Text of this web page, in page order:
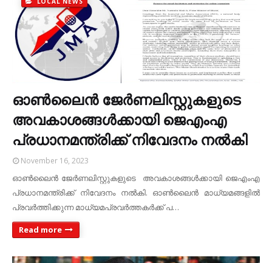
ഓൺലൈൻ ജേർണലിസ്റ്റുകളുടെ
അവകാശങ്ങൾക്കായി ജെഎംഎ
പ്രധാനമന്ത്രിക്ക് നിവേദനം നൽകി
November 16, 2023
ഓൺലൈൻ ജേർണലിസ്റ്റുകളുടെ അവകാശങ്ങൾക്കായി ജെഎംഎ
പ്രധാനമന്ത്രിക്ക് നിവേദനം നൽകി. ഓൺലൈൻ മാധ്യമങ്ങളിൽ
പ്രവർത്തിക്കുന്ന മാധ്യമപ്രവർത്തകർക്ക് പ…
Read more